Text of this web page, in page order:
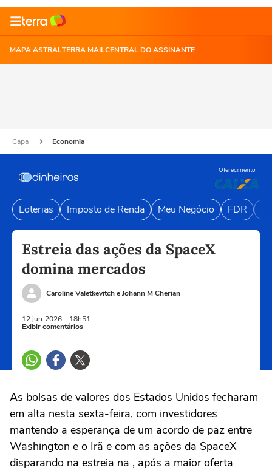
MAPA ASTRALTERRA MAILCENTRAL DO ASSINANTE
Capa Economia
Oferecimento
Loterias Imposto de Renda Meu Negócio FDR
Estreia das ações da SpaceX
domina mercados
Caroline Valetkevitch e Johann M Cherian
12 jun 2026 - 18h51
Exibir comentários
As ‌bolsas de valores dos Estados Unidos fecharam
em alta nesta sexta-feira, com investidores
mantendo a esperança de um acordo de paz entre
Washington e o Irã e com as ações da SpaceX
disparando na estreia na , após a maior oferta